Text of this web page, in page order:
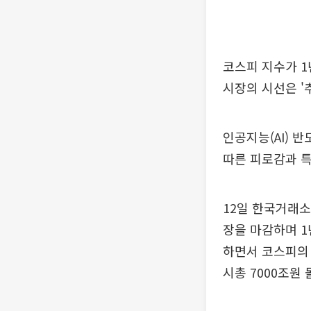
코스피 지수가
시장의 시선은 '
인공지능(AI) 반
따른 피로감과
12일 한국거래
장을 마감하며
하면서 코스피
시총 7000조원